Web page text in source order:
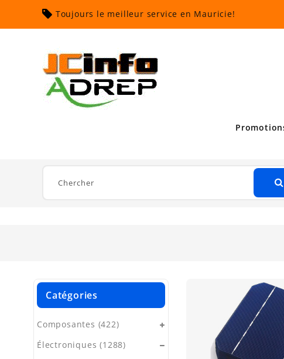
Toujours le meilleur service en Mauricie!
Catégories
Composantes (422)
Électroniques (1288)